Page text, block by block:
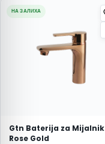
НА ЗАЛИХА
Gtn Baterija za Mijalnik
Rose Gold